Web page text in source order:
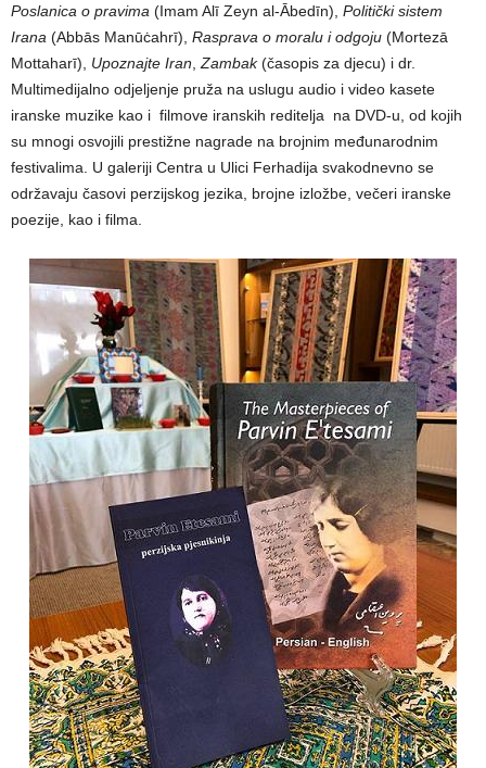
Poslanica o pravima (Imam Alī Zeyn al-Ābedīn), Politički sistem
Irana (Abbās Manūċahrī), Rasprava o moralu i odgoju (Mortezā
Mottaharī), Upoznajte Iran Zambak(časopis za djecu) i dr.
Multimedijalno odjeljenje pruža na uslugu audio i video kasete
iranske muzike kao i filmove iranskih reditelja na DVD-u, od kojih
su mnogi osvojili prestižne nagrade na brojnim međunarodnim
festivalima. U galeriji Centra u Ulici Ferhadija svakodnevno se
održavaju časovi perzijskog jezika, brojne izložbe, večeri iranske
poezije, kao i filma.